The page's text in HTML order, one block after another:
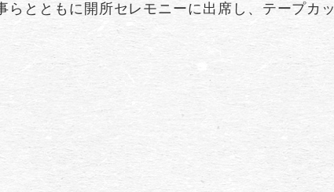
とともに開所セレモニーに出席し、テープカッ